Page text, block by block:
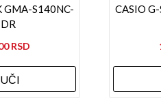
GMA-S140NC-
CASIO